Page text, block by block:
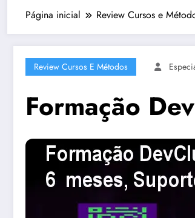
Página inicial Review Cursos e
Review Cursos E Métodos
Formação